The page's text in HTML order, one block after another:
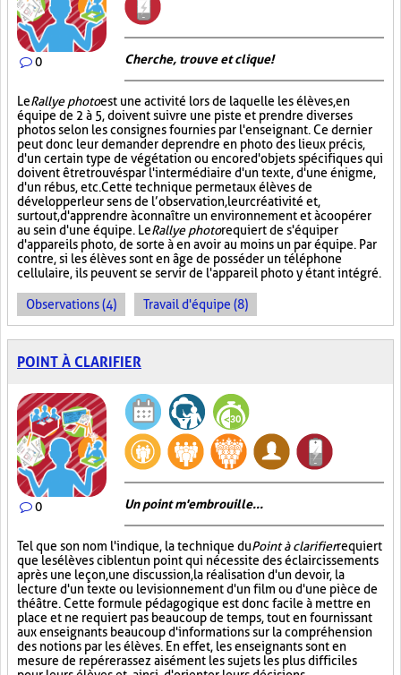
0 Cherche, trouve et clique !
LeRallye photoest une activité lors de laquelle les élèves, en
équipe de 2 à 5, doivent suivre une piste et prendre diverses
photos selon les consignes fournies par l'enseignant. Ce dernier
peut donc leur demander de prendre en photo des lieux précis,
d'un certain type de végétation ou encore d'objets spécifiques qui
doivent être trouvés par l'intermédiaire d'un texte, d'une énigme,
d'un rébus, etc. Cette technique permet aux élèves de
développer leur sens de l’observation, leur créativité et,
surtout, d'apprendre à connaître un environnement et à coopérer
au sein d'une équipe. LeRallye photorequiert de s'équiper
d'appareils photo, de sorte à en avoir au moins un par équipe. Par
contre, si les élèves sont en âge de posséder un téléphone
cellulaire, ils peuvent se servir de l'appareil photo y étant intégré.
Observations (4) Travail d'équipe (8)
POINT À CLARIFIER
0 Un point m'embrouille...
Tel que son nom l'indique, la technique duPoint à clarifierrequiert
que les élèves ciblent un point qui nécessite des éclaircissements
après une leçon, une discussion, la réalisation d'un devoir, la
lecture d'un texte ou le visionnement d'un film ou d'une pièce de
théâtre. Cette formule pédagogique est donc facile à mettre en
place et ne requiert pas beaucoup de temps, tout en fournissant
aux enseignants beaucoup d'informations sur la compréhension
des notions par les élèves. En effet, les enseignants sont en
mesure de repérer assez aisément les sujets les plus difficiles